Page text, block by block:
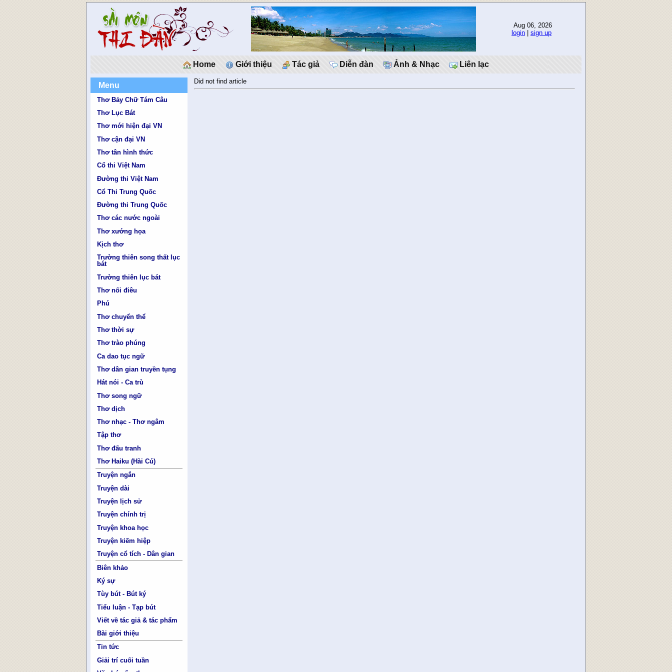
Aug 06, 2026
login
sign up
Home Giới thiệu Tác giả Diễn đàn Ảnh & Nhạc Liên lạc
Menu
Thơ Bảy Chữ Tám Câu
Thơ Lục Bát
Thơ mới hiện đại VN
Thơ cận đại VN
Thơ tân hình thức
Cổ thi Việt Nam
Đường thi Việt Nam
Cổ Thi Trung Quốc
Đường thi Trung Quốc
Thơ các nước ngoài
Thơ xướng họa
Kịch thơ
Trường thiên song thất lục
bát
Trường thiên lục bát
Thơ nối điêu
Phú
Thơ chuyển thể
Thơ thời sự
Thơ trào phúng
Ca dao tục ngữ
Thơ dân gian truyền tụng
Hát nói - Ca trù
Thơ song ngữ
Thơ dịch
Thơ nhạc - Thơ ngâm
Tập thơ
Thơ đấu tranh
Thơ Haiku (Hài Cú)
Truyện ngắn
Truyện dài
Truyện lịch sử
Truyện chính trị
Truyện khoa học
Truyện kiếm hiệp
Truyện cổ tích - Dân gian
Biên khảo
Ký sự
Tùy bút - Bút ký
Tiểu luận - Tạp bút
Viết về tác giả & tác phẩm
Bài giới thiệu
Tin tức
Giải trí cuối tuần
Did not find article